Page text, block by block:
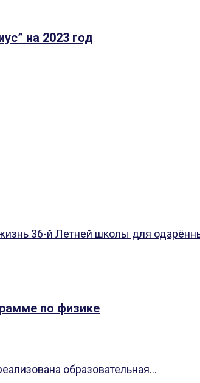
на 2023 год
36-й Летней школы для
по физике
образовательная...